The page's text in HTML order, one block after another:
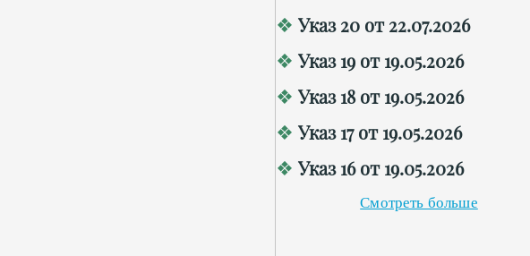
Указ 20 от 22.07.2026
Указ 19 от 19.05.2026
Указ 18 от 19.05.2026
Указ 17 от 19.05.2026
Указ 16 от 19.05.2026
Смотреть больше